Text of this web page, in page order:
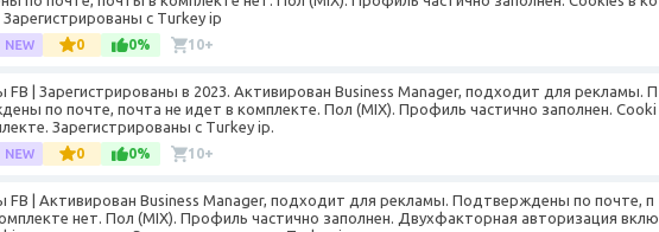
с Turkey ip
0 0% 10+
FB | Зарегистрированы в 2023. Активирован Business Manager, подходит для рекламы. П
по почте, почта не идет в комплекте. Пол (MIX). Профиль частично заполнен. Cooki
Зарегистрированы с Turkey ip.
0 0% 10+
FB | Активирован Business Manager, подходит для рекламы. Подтверждены по почте, п
нет. Пол (MIX). Профиль частично заполнен. Двухфакторная авторизация вклю